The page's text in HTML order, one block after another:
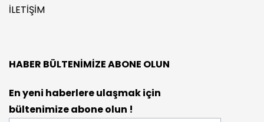
İLETIŞIM
HABER BÜLTENIMIZE ABONE OLUN
En yeni haberlere ulaşmak için
bültenimize abone olun !